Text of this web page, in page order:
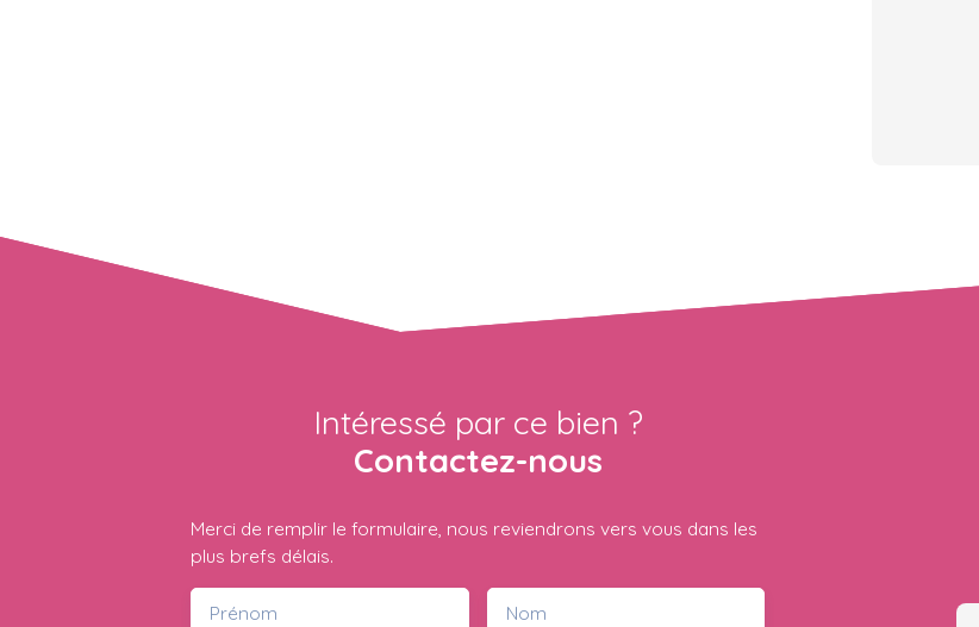
Intéressé par ce bien ?
Contactez-nous
Merci de remplir le formulaire, nous reviendrons vers vous dans les
plus brefs délais.
Prénom Nom